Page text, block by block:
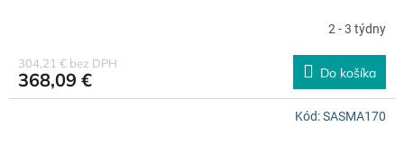
A
R
M
O
2 - 3 týdny
304,21 € bez DPH
368,09 € Do košíka
Kód:SASMA170